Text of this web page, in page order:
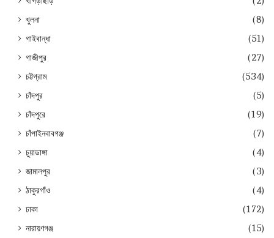
খুলনা
(8)
গাইবান্ধা
(51)
গাজীপুর
(27)
চট্টগ্রাম
(534)
চাঁদপুর
(5)
চাঁদপুরে
(19)
চাঁপাইনবাবগঞ্জ
(7)
চুয়াডাঙ্গা
(4)
জামালপুর
(3)
ঠাকুরগাঁও
(4)
ঢাকা
(172)
নারায়ণগঞ্জ
(15)